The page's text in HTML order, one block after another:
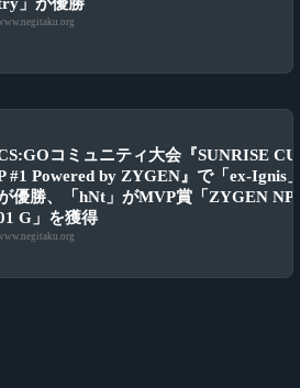
」が優勝
コミュニティ大会『SUNRISE CU
#1 Powered by ZYGEN』で「ex-Ignis
優勝、「hNt」がMVP賞「ZYGEN NP-
G」を獲得